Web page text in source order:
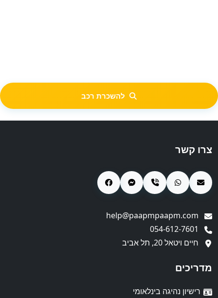
להשכרת רכב
צרו קשר
חיים ויטאל 20, תל אביב
מדריכים
רישיון נהיגה בינלאומי